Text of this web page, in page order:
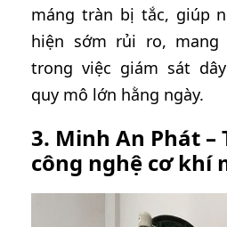
máng tràn bị tắc, giúp
hiện sớm rủi ro,
trong việc giám sát
quy mô lớn hằng ngày.
3. Minh An Phát –
công nghệ cơ khí